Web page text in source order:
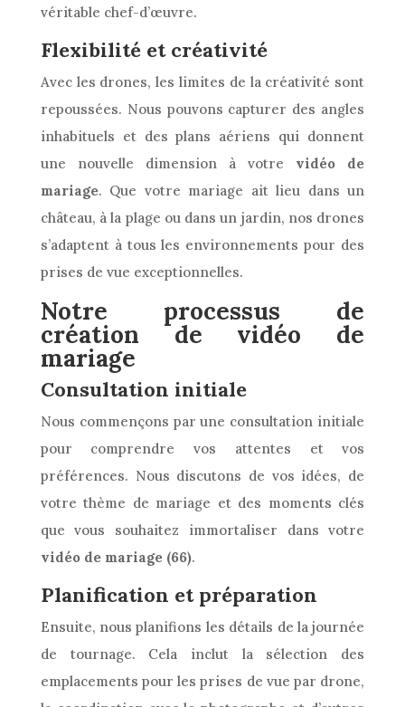
véritable chef-d’œuvre.
Flexibilité et créativité
Avec les drones, les limites de la créativité sont
repoussées. Nous pouvons capturer des angles
inhabituels et des plans aériens qui donnent
une nouvelle dimension à votre vidéo de
mariage. Que votre mariage ait lieu dans un
château, à la plage ou dans un jardin, nos drones
s’adaptent à tous les environnements pour des
prises de vue exceptionnelles.
Notre processus de
création de vidéo de
mariage
Consultation initiale
Nous commençons par une consultation initiale
pour comprendre vos attentes et vos
préférences. Nous discutons de vos idées, de
votre thème de mariage et des moments clés
que vous souhaitez immortaliser dans votre
vidéo de mariage (66).
Planification et préparation
Ensuite, nous planifions les détails de la journée
de tournage. Cela inclut la sélection des
emplacements pour les prises de vue par drone,